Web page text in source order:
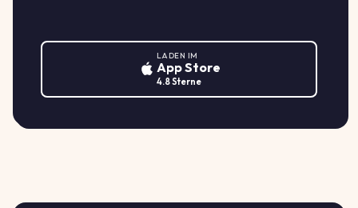
TotalEnergies Freiburg
TOTALENERGIES
Gundelfinger Str. 27, 79108 Freiburg
2.099
LADEN IM
App Store
4.8 Sterne